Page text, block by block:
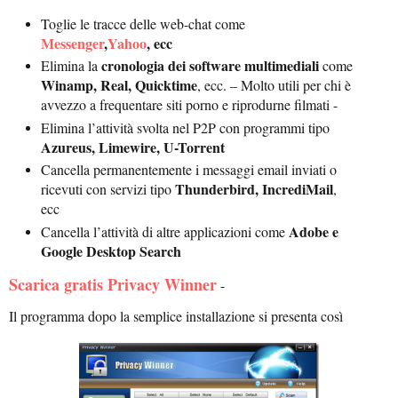
Toglie le tracce delle web-chat come
Messenger,Yahoo, ecc
Elimina lacronologia dei software multimedialicome
Winamp, Real, Quicktime, ecc. – Molto utili per chi è
avvezzo a frequentare siti porno e riprodurne filmati -
Elimina l’attività svolta nel P2P con programmi tipo
Azureus, Limewire, U-Torrent
Cancella permanentemente i messaggi email inviati o
ricevuti con servizi tipoThunderbird, IncrediMail,
ecc
Cancella l’attività di altre applicazioni come Adobe e
GoogleDesktop Search
Scarica gratis Privacy Winner-
Il programma dopo la semplice installazione si presenta così